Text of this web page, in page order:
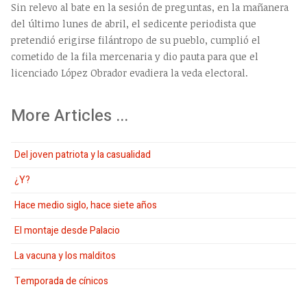
Sin relevo al bate en la sesión de preguntas, en la mañanera
del último lunes de abril, el sedicente periodista que
pretendió erigirse filántropo de su pueblo, cumplió el
cometido de la fila mercenaria y dio pauta para que el
licenciado López Obrador evadiera la veda electoral.
More Articles ...
Del joven patriota y la casualidad
¿Y?
Hace medio siglo, hace siete años
El montaje desde Palacio
La vacuna y los malditos
Temporada de cínicos